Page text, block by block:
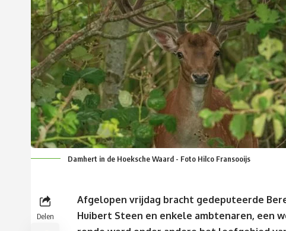
Damhert in de Hoeksche Waard - Foto Hilco Fransooijs
Delen
Afgelopen vrijdag bracht gedeputeerde
Huibert Steen en enkele ambtenaren, een